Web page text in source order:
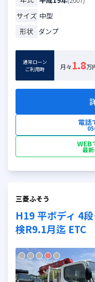
サイズ 中型
形状 ダンプ
通常ローン
ご利用時
月々1.8万
電話
WEB
最
三菱ふそう
H19 平ボディ 4
検R9.1月迄 ETC